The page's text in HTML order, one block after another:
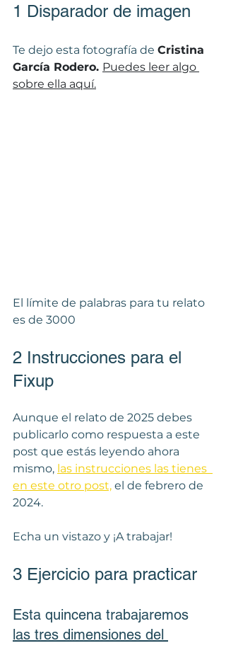
1 Disparador de imagen
Te dejo esta fotografía de Cristina
García Rodero. Puedes leer algo
sobre ella aquí.
El límite de palabras para tu relato
es de 3000
2 Instrucciones para el
Fixup
Aunque el relato de 2025 debes
publicarlo como respuesta a este
post que estás leyendo ahora
mismo, las instrucciones las tienes
en este otro post, el de febrero de
2024.
Echa un vistazo y ¡A trabajar!
3 Ejercicio para practicar
Esta quincena trabajaremos
las tres dimensiones del